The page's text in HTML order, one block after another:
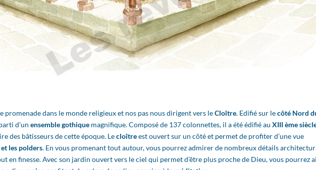
promenade dans le monde religieux et nos pas nous dirigent vers leCloître. Edifié sur lecôté Nord
d’unensemble gothique magnifique. Composé de 137 colonnettes, il a été édifié auXIII ème
des bâtisseurs de cette époque. Lecloîtreest ouvert sur un côté et permet de profiter d’une vue
et les polders. En vous promenant tout autour, vous pourrez admirer de nombreux détails
en finesse. Avec son jardin ouvert vers le ciel qui permet d’être plus proche de Dieu, vous pourrez